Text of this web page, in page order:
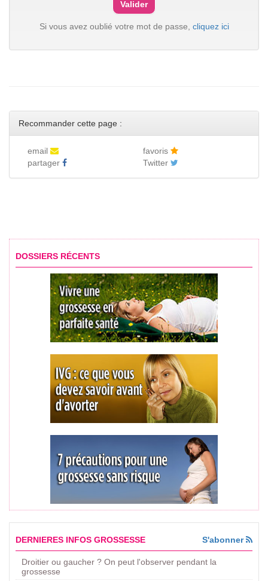
Si vous avez oublié votre mot de passe, cliquez ici
Recommander cette page :
email
favoris
partager
Twitter
DOSSIERS RÉCENTS
DERNIERES INFOS GROSSESSE S'abonner
Droitier ou gaucher ? On peut l'observer pendant la
grossesse